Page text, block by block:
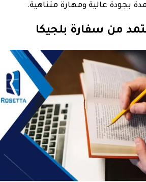
بجودة عالية ومهارة متناهية.
من سفارة بلجيكا